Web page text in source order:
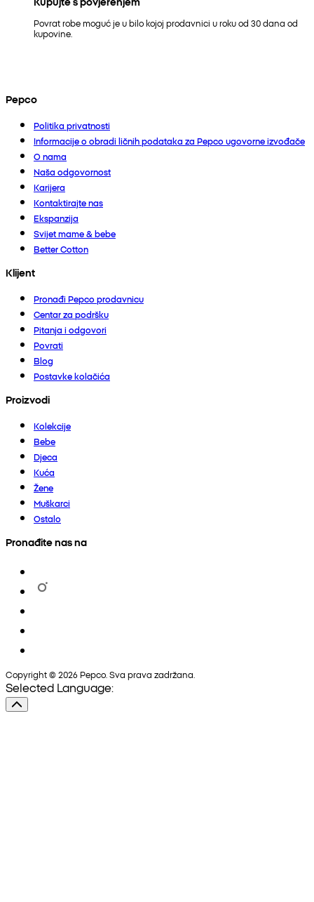
Povrat robe moguć je u bilo kojoj prodavnici u roku od 30 dana od
kupovine.
Pepco
Politika privatnosti
Informacije o obradi ličnih podataka za Pepco ugovorne izvođače
O nama
Naša odgovornost
Karijera
Kontaktirajte nas
Ekspanzija
Svijet mame & bebe
Better Cotton
Klijent
Pronađi Pepco prodavnicu
Centar za podršku
Pitanja i odgovori
Povrati
Blog
Postavke kolačića
Proizvodi
Kolekcije
Bebe
Djeca
Kuća
Žene
Muškarci
Ostalo
Pronađite nas na
Copyright © 2026 Pepco. Sva prava zadržana.
Selected Language: